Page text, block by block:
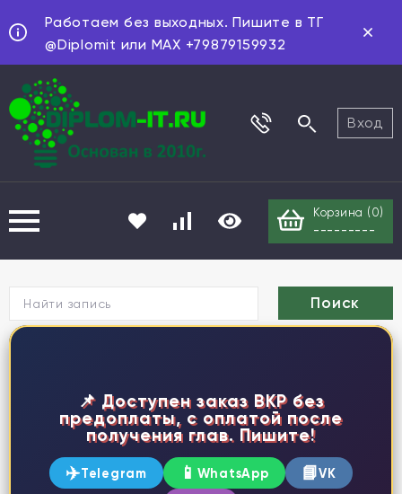
Работаем без выходных. Пишите в ТГ
@Diplomit или MAX +79879159932
Вход
Корзина ( 0)
---------
📌 Доступен заказ ВКР без
предоплаты, с оплатой после
получения глав. Пишите!
✈️Telegram 📱 WhatsApp 📘VK